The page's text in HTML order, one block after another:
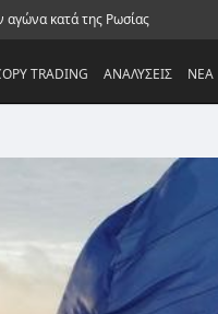
αγώνα κατά της Ρωσίας
TRADING ΑΝΑΛΥΣΕΙΣ NEA